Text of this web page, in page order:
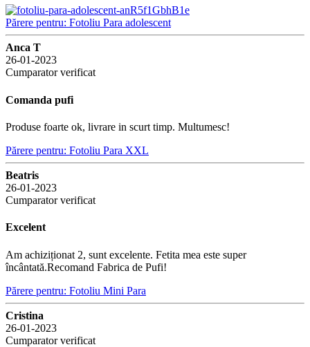
Părere pentru: Fotoliu Para adolescent
Anca T
26-01-2023
Cumparator verificat
Comanda pufi
Produse foarte ok, livrare in scurt timp. Multumesc!
Părere pentru: Fotoliu Para XXL
Beatris
26-01-2023
Cumparator verificat
Excelent
Am achiziționat 2, sunt excelente. Fetita mea este super
încântată.Recomand Fabrica de Pufi!
Părere pentru: Fotoliu Mini Para
Cristina
26-01-2023
Cumparator verificat